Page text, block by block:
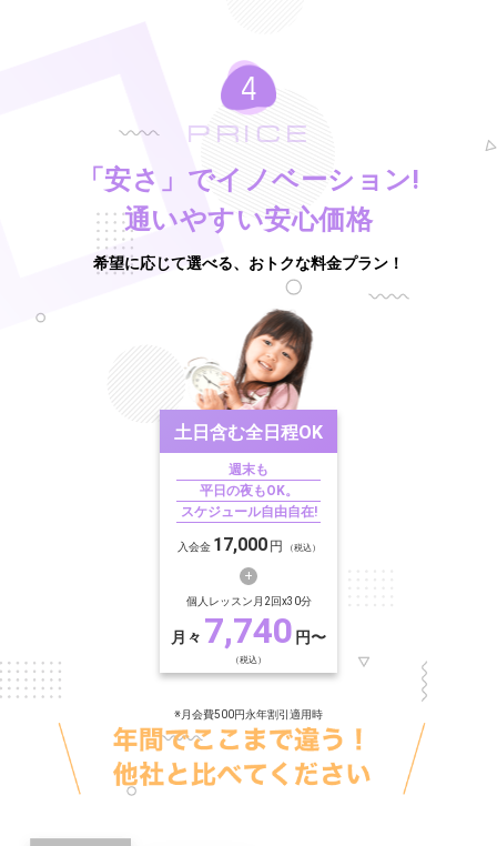
PRICE
「安さ」でイノベーション!
通いやすい安心価格
希望に応じて選べる、おトクな料金プラン！
土日含む全日程OK
週末も
平日の夜もOK。
スケジュール自由自在!
入会金 17,000 円 （税込）
個人レッスン月2回x30分
月々 7,740 円〜
（税込）
※月会費500円永年割引適用時